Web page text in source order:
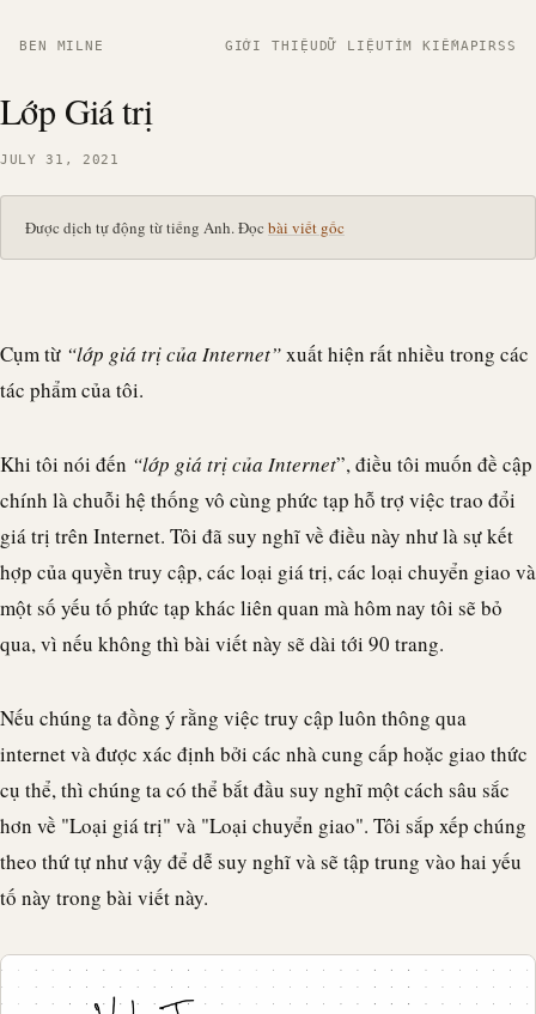
BEN MILNE GIỚI THIỆUDỮ LIỆUTÌM KIẾMAPIRSS
Lớp Giá trị
JULY 31, 2021
Được dịch tự động từ tiếng Anh. Đọc bài viết gốc
Cụm từ “lớp giá trị của Internet”xuất hiện rất nhiều trong các
tác phẩm của tôi.
Khi tôi nói đến “lớp giá trị của Internet”, điều tôi muốn đề cập
chính là chuỗi hệ thống vô cùng phức tạp hỗ trợ việc trao đổi
giá trị trên Internet. Tôi đã suy nghĩ về điều này như là sự kết
hợp của quyền truy cập, các loại giá trị, các loại chuyển giao và
một số yếu tố phức tạp khác liên quan mà hôm nay tôi sẽ bỏ
qua, vì nếu không thì bài viết này sẽ dài tới 90 trang.
Nếu chúng ta đồng ý rằng việc truy cập luôn thông qua
internet và được xác định bởi các nhà cung cấp hoặc giao thức
cụ thể, thì chúng ta có thể bắt đầu suy nghĩ một cách sâu sắc
hơn về "Loại giá trị" và "Loại chuyển giao". Tôi sắp xếp chúng
theo thứ tự như vậy để dễ suy nghĩ và sẽ tập trung vào hai yếu
tố này trong bài viết này.